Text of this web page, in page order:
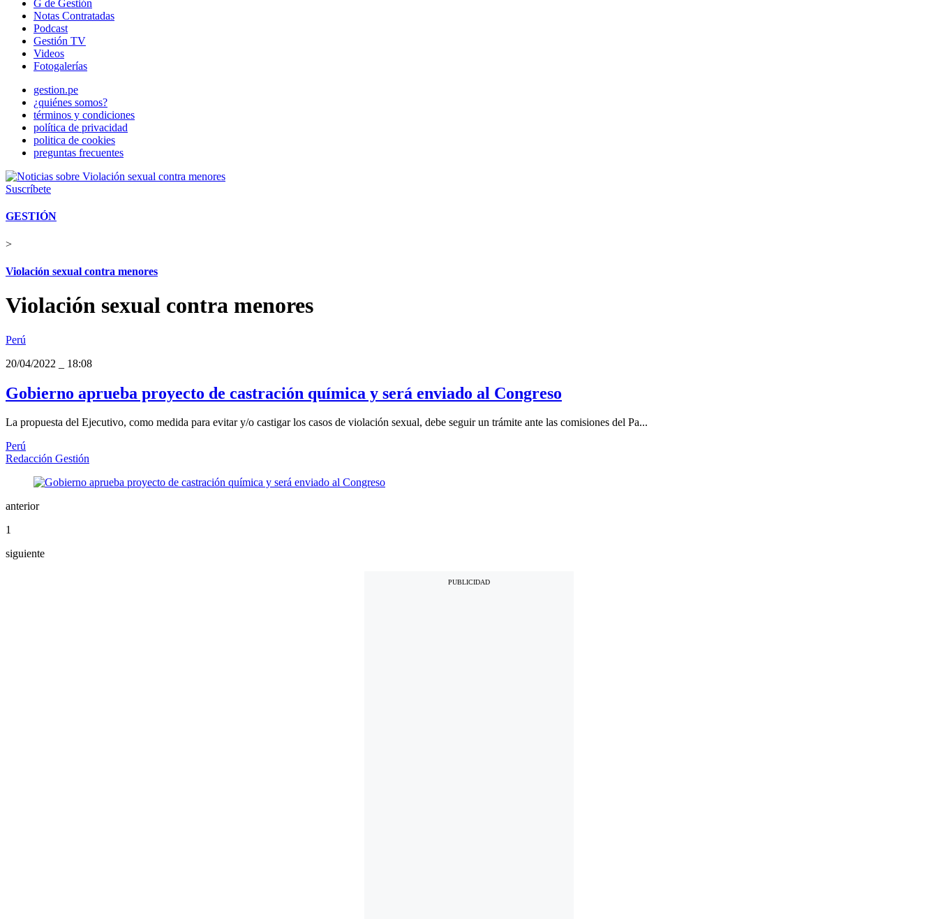
G de Gestión
Notas Contratadas
Podcast
Gestión TV
Videos
Fotogalerías
gestion.pe
¿quiénes somos?
términos y condiciones
política de privacidad
politica de cookies
preguntas frecuentes
Suscríbete
GESTIÓN
>
Violación sexual contra menores
Violación sexual contra menores
Perú
20/04/2022
18:08
Gobierno aprueba proyecto de castración química y será enviado al Congreso
La propuesta del Ejecutivo, como medida para evitar y/o castigar los casos de violación sexual, debe seguir un trámite ante las comisiones del Pa...
Perú
Redacción Gestión
anterior
1
siguiente